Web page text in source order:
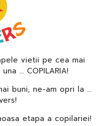
vietii pe cea mai
… COPILARIA!
buni, ne-am opri la …
etapa a copilariei!